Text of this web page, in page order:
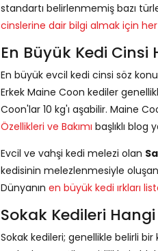
standartı belirlenmemiş bazı
cinslerine dair bilgi almak için her
En Büyük Kedi Cinsi
En büyük evcil kedi cinsi söz
Erkek Maine Coon kediler
Coon'lar 10 kg'ı aşabilir. Maine
Özellikleri ve Bakımı başlıklı blog
Evcil ve vahşi kedi melezi olan
kedisinin melezlenmesiyle
Dünyanın en büyük kedi ırkları
Sokak Kedileri
Sokak kedileri; genellikle belirli